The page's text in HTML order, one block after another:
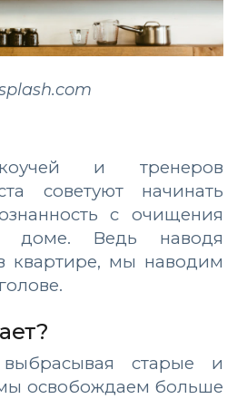
и тренеров
советуют начинать
с очищения
доме. Ведь наводя
квартире, мы наводим
выбрасывая старые и
освобождаем больше